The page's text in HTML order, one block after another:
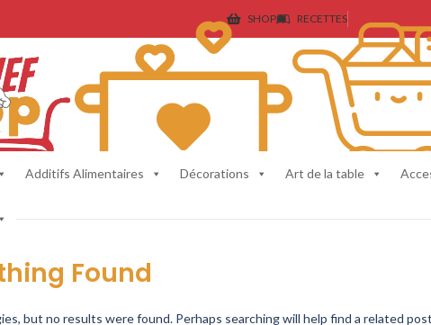
SHOP RECETTES
Additifs Alimentaires Décorations Art de la table
Found
but no results were found. Perhaps searching will help find a related